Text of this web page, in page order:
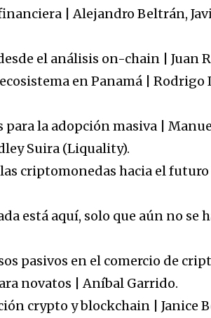
| Alejandro Beltrán,
el análisis on-chain | Juan
en Panamá | Rodrigo
para la adopción masiva |
Suira (Liquality).
criptomonedas hacia el
está aquí, solo que aún no
pasivos en el comercio de
novatos | Aníbal Garrido.
crypto y blockchain | Janice